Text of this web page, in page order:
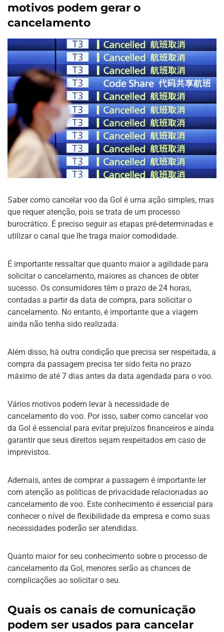
motivos podem gerar o
cancelamento
Saber como cancelar voo da Gol é uma ação simples, mas
que requer atenção, pois se trata de um processo
burocrático. É preciso seguir as etapas pré-determinadas e
utilizar o canal que lhe traga maior comodidade.
É importante ressaltar que quanto maior a agilidade para
solicitar o cancelamento, maiores as chances de obter
sucesso. Os consumidores têm o prazo de 24 horas,
contadas a partir da data de compra, para solicitar o
cancelamento. No entanto, é importante que a viagem
ainda não tenha sido realizada.
Além disso, há outra condição que precisa ser respeitada, a
compra da passagem precisa ter sido feita no prazo
máximo de até 7 dias antes da data agendada para o voo.
Vários motivos podem levar à necessidade de
cancelamento do voo. Por isso, saber como cancelar voo
da Gol é essencial para evitar prejuízos financeiros e ainda
garantir que seus direitos sejam respeitados em caso de
imprevistos.
Ademais, antes de comprar a passagem é importante ler
com atenção as políticas de privacidade relacionadas ao
cancelamento de voo. Este conhecimento é essencial para
conhecer o nível de flexibilidade da empresa e como suas
necessidades poderão ser atendidas.
Quanto maior for seu conhecimento sobre o processo de
cancelamento da Gol, menores serão as chances de
complicações ao solicitar o seu.
Quais os canais de comunicação
podem ser usados para cancelar